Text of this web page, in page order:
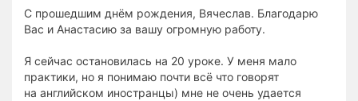
С прошедшим днём рождения, Вячеслав. Благодарю
Вас и Анастасию за вашу огромную работу.
Я сейчас остановилась на 20 уроке. У меня мало
практики, но я понимаю почти всё что говорят
на английском иностранцы) мне не очень удается